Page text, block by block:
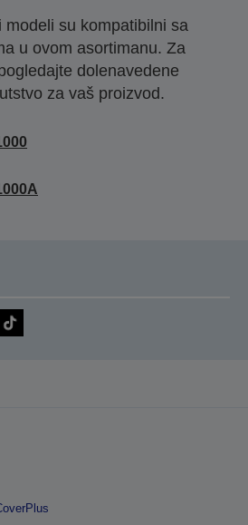
modeli su kompatibilni sa
u ovom asortimanu. Za
dolenavedene
za vaš proizvod.